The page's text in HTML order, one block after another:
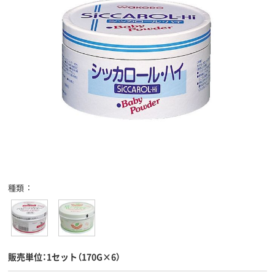
種類
販売単位：1セット（170G×6）